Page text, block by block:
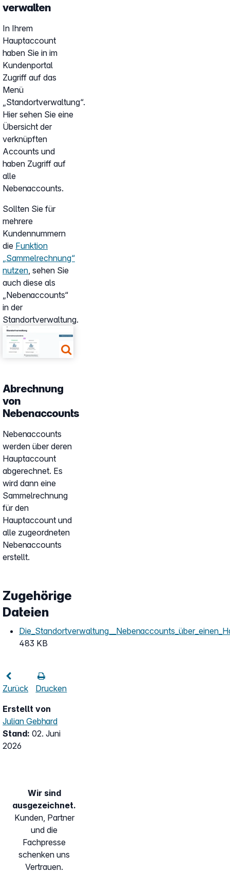
Show larger version
verwalten
In Ihrem
Hauptaccount
haben Sie in im
Kundenportal
Zugriff auf das
Menü
„Standortverwaltung“.
Hier sehen Sie eine
Übersicht der
verknüpften
Accounts und
haben Zugriff auf
alle
Nebenaccounts.
Sollten Sie für
mehrere
Kundennummern
die Funktion
„Sammelrechnung“
nutzen , sehen Sie
auch diese als
„Nebenaccounts“
in der
Standortverwaltung.
Abrechnung
von
Nebenaccounts
Nebenaccounts
werden über deren
Hauptaccount
abgerechnet. Es
wird dann eine
Sammelrechnung
für den
Hauptaccount und
alle zugeordneten
Nebenaccounts
erstellt.
Zugehörige
Dateien
483 KB
Zurück
Drucken
Erstellt von
Julian Gebhard
Stand: 02. Juni
2026
Wir sind
ausgezeichnet.
Kunden, Partner
und die
Fachpresse
schenken uns
Vertrauen.